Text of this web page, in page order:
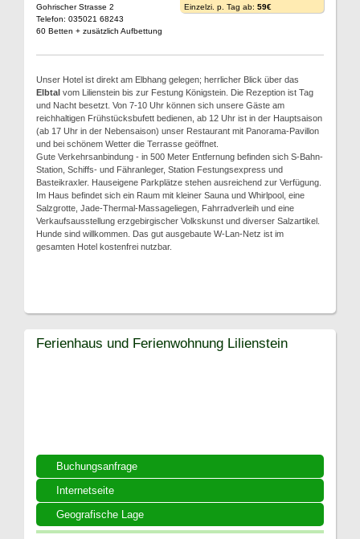
Gohrischer Strasse 2
Telefon: 035021 68243
60 Betten + zusätzlich Aufbettung
Einzelzi. p. Tag ab: 59€
Unser Hotel ist direkt am Elbhang gelegen; herrlicher Blick über das
Elbtal vom Lilienstein bis zur Festung Königstein. Die Rezeption ist Tag
und Nacht besetzt. Von 7-10 Uhr können sich unsere Gäste am
reichhaltigen Frühstücksbufett bedienen, ab 12 Uhr ist in der Hauptsaison
(ab 17 Uhr in der Nebensaison) unser Restaurant mit Panorama-Pavillon
und bei schönem Wetter die Terrasse geöffnet.
Gute Verkehrsanbindung - in 500 Meter Entfernung befinden sich S-Bahn-
Station, Schiffs- und Fähranleger, Station Festungsexpress und
Basteikraxler. Hauseigene Parkplätze stehen ausreichend zur Verfügung.
Im Haus befindet sich ein Raum mit kleiner Sauna und Whirlpool, eine
Salzgrotte, Jade-Thermal-Massageliegen, Fahrradverleih und eine
Verkaufsausstellung erzgebirgischer Volkskunst und diverser Salzartikel.
Hunde sind willkommen. Das gut ausgebaute W-Lan-Netz ist im
gesamten Hotel kostenfrei nutzbar.
Buchungsanfrage
Internetseite
Geografische Lage
Ferienhaus und Ferienwohnung Lilienstein